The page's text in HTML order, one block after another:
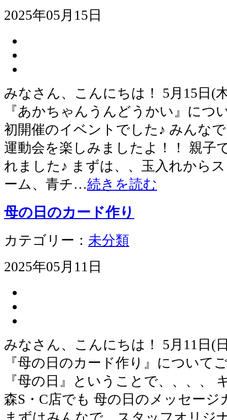
2025年05月15日
みなさん、こんにちは！ 5月15日(
『あかちゃんうんどうかい』に
初開催のイベントでした♪ みんな
運動会を楽しみましたよ！！ 親子
れました♪ まずは、、玉入れから
ーム、青チ…続きを読む
母の日のカード作り
カテゴリー： 未分類
2025年05月11日
みなさん、こんにちは！ 5月11日(
『母の日のカード作り』について
『母の日』ということで、、、、
森S・C店でも 母の日のメッセー